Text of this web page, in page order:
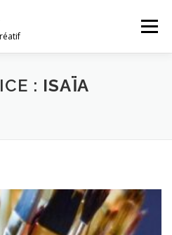
Menu
ATELIERS
: ISAÏA